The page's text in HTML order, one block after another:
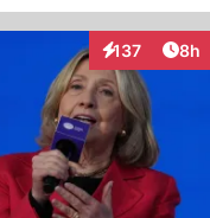
137
Interaktionen
8h